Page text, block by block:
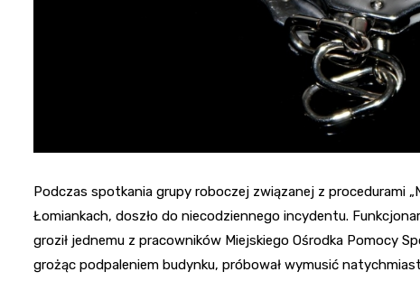
Podczas spotkania grupy roboczej związanej z procedurami
Łomiankach, doszło do niecodziennego incydentu.
groził jednemu z pracowników Miejskiego Ośrodka Pomocy
grożąc podpaleniem budynku, próbował wymusić